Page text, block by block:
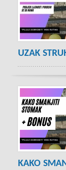
UZAK
KAKO